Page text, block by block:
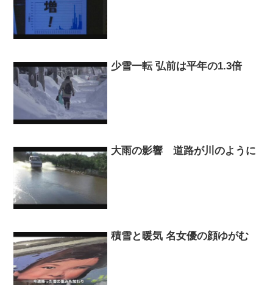
少雪一転 弘前は平年の1.3倍
大雨の影響 道路が川のように
積雪と暖気 名女優の顔ゆがむ